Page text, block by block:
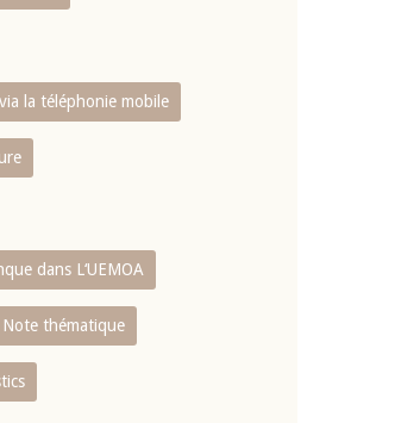
la téléphonie mobile
dans L‘UEMOA
Note thématique